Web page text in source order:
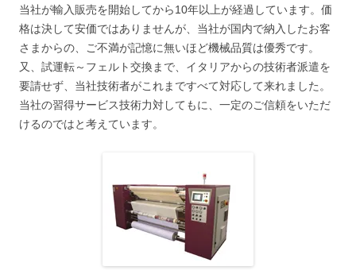
当社が輸入販売を開始してから10年以上が経過しています。価
格は決して安価ではありませんが、当社が国内で納入したお客
さまからの、ご不満が記憶に無いほど機械品質は優秀です。
又、試運転～フェルト交換まで、イタリアからの技術者派遣を
要請せず、当社技術者がこれまですべて対応して来れました。
当社の習得サービス技術力対してもに、一定のご信頼をいただ
けるのではと考えています。